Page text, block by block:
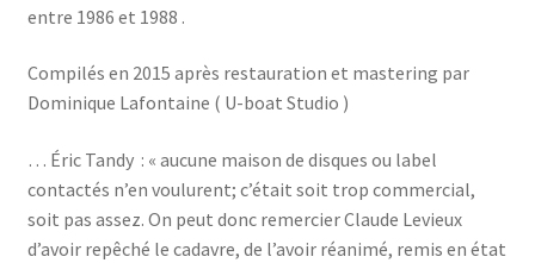
entre 1986 et 1988 .
Compilés en 2015 après restauration et mastering par
Dominique Lafontaine ( U-boat Studio )
… Éric Tandy : « aucune maison de disques ou label
contactés n’en voulurent; c’était soit trop commercial,
soit pas assez. On peut donc remercier Claude Levieux
d’avoir repêché le cadavre, de l’avoir réanimé, remis en état